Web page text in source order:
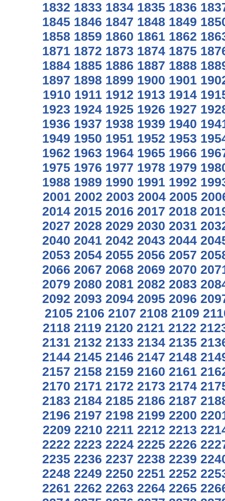
1832 1833 1834 1835 1836
1845 1846 1847 1848 1849
1858 1859 1860 1861 1862
1871 1872 1873 1874 1875
1884 1885 1886 1887 1888
1897 1898 1899 1900 1901
1910 1911 1912 1913 1914
1923 1924 1925 1926 1927
1936 1937 1938 1939 1940
1949 1950 1951 1952 1953
1962 1963 1964 1965 1966
1975 1976 1977 1978 1979
1988 1989 1990 1991 1992
2001 2002 2003 2004 2005
2014 2015 2016 2017 2018
2027 2028 2029 2030 2031
2040 2041 2042 2043 2044
2053 2054 2055 2056 2057
2066 2067 2068 2069 2070
2079 2080 2081 2082 2083
2092 2093 2094 2095 2096
2105 2106 2107 2108 2109
2118 2119 2120 2121 2122
2131 2132 2133 2134 2135
2144 2145 2146 2147 2148
2157 2158 2159 2160 2161
2170 2171 2172 2173 2174
2183 2184 2185 2186 2187
2196 2197 2198 2199 2200
2209 2210 2211 2212 2213
2222 2223 2224 2225 2226
2235 2236 2237 2238 2239
2248 2249 2250 2251 2252
2261 2262 2263 2264 2265